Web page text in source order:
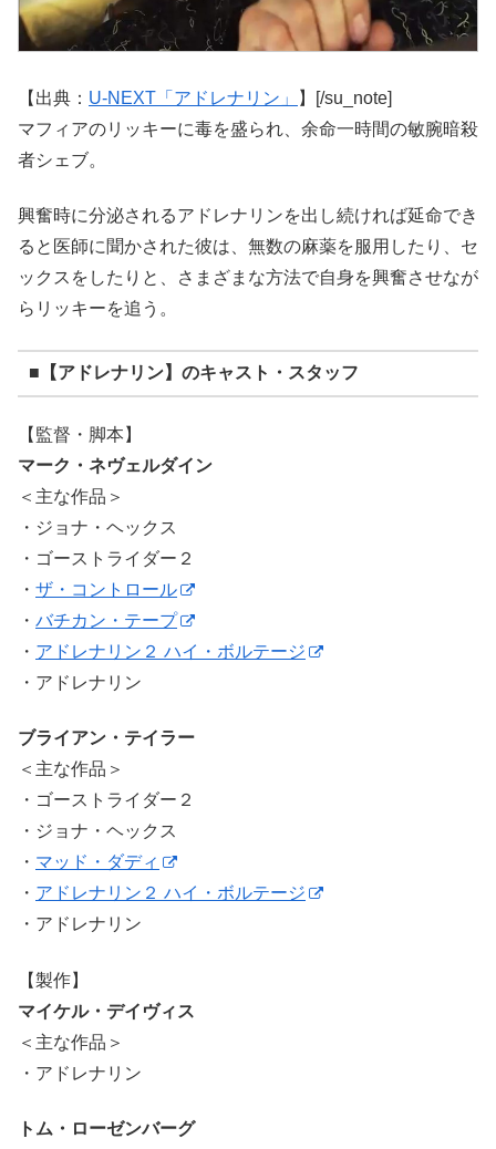
【出典： U-NEXT「アドレナリン」
】[/su_note]
マフィアのリッキーに毒を盛られ、余命一時間の敏腕暗殺
者シェブ。
興奮時に分泌されるアドレナリンを出し続ければ延命でき
ると医師に聞かされた彼は、無数の麻薬を服用したり、セ
ックスをしたりと、さまざまな方法で自身を興奮させなが
らリッキーを追う。
■【アドレナリン】のキャスト・スタッフ
【監督・脚本】
マーク・ネヴェルダイン
＜主な作品＞
・ジョナ・ヘックス
・ゴーストライダー２
・ ザ・コントロール
・ バチカン・テープ
・ アドレナリン２ ハイ・ボルテージ
・アドレナリン
ブライアン・テイラー
＜主な作品＞
・ゴーストライダー２
・ジョナ・ヘックス
・ マッド・ダディ
・ アドレナリン２ ハイ・ボルテージ
・アドレナリン
【製作】
マイケル・デイヴィス
＜主な作品＞
・アドレナリン
トム・ローゼンバーグ